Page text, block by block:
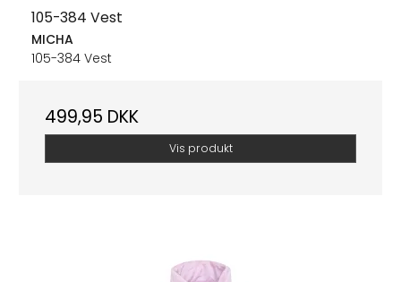
105-384 Vest
MICHA
105-384 Vest
499,95 DKK
Vis produkt